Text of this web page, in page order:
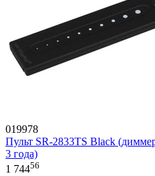
019978
Пульт SR-2833TS Black
3 года)
1 74456